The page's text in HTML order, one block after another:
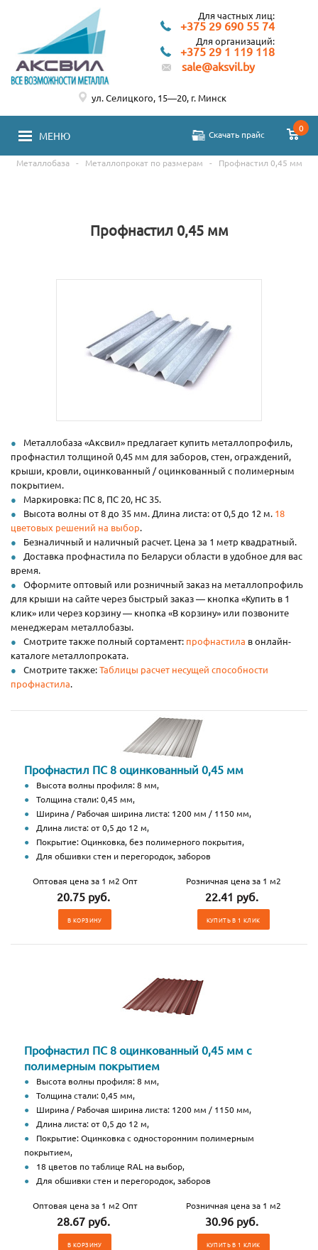
Для частных лиц:
+375 29 690 55 74
Для организаций:
+375 29 1 119 118
sale@aksvil.by
МЕНЮ Скачать прайс
0
ул. Селицкого, 15—20, г. Минск
Металлобаза - Металлопрокат по размерам - Профнастил 0,45 мм
Профнастил 0,45 мм
Металлобаза «Аксвил» предлагает купить металлопрофиль,
профнастил толщиной 0,45 мм для заборов, стен, ограждений,
крыши, кровли, оцинкованный / оцинкованный с полимерным
покрытием.
Маркировка: ПС 8, ПС 20, НС 35.
Высота волны от 8 до 35 мм. Длина листа: от 0,5 до 12 м. 18
цветовых решений на выбор.
Безналичный и наличный расчет. Цена за 1 метр квадратный.
Доставка профнастила по Беларуси области в удобное для вас
время.
Оформите оптовый или розничный заказ на металлопрофиль
для крыши на сайте через быстрый заказ — кнопка «Купить в 1
клик» или через корзину — кнопка «В корзину» или позвоните
менеджерам металлобазы.
Смотрите также полный сортамент: профнастила в онлайн-
каталоге металлопроката.
Смотрите также:Таблицы расчет несущей способности
профнастила.
Профнастил ПС 8 оцинкованный 0,45 мм
Высота волны профиля: 8 мм,
Толщина стали: 0,45 мм,
Ширина / Рабочая ширина листа: 1200 мм / 1150 мм,
Длина листа: от 0,5 до 12 м,
Покрытие: Оцинковка, без полимерного покрытия,
Для обшивки стен и перегородок, заборов
Оптовая цена за 1 м2 Опт
20.75 руб.
В КОРЗИНУ
Розничная цена за 1 м2
22.41 руб.
КУПИТЬ В 1 КЛИК
Профнастил ПС 8 оцинкованный 0,45 мм с
полимерным покрытием
Высота волны профиля: 8 мм,
Толщина стали: 0,45 мм,
Ширина / Рабочая ширина листа: 1200 мм / 1150 мм,
Длина листа: от 0,5 до 12 м,
Покрытие: Оцинковка с односторонним полимерным
покрытием,
18 цветов по таблице RAL на выбор,
Для обшивки стен и перегородок, заборов
Оптовая цена за 1 м2 Опт
28.67 руб.
В КОРЗИНУ
Розничная цена за 1 м2
30.96 руб.
КУПИТЬ В 1 КЛИК